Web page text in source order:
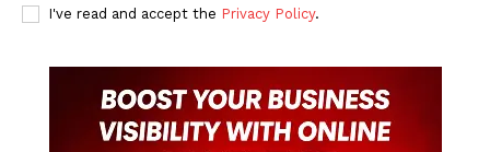
I've read and accept the Privacy Policy.